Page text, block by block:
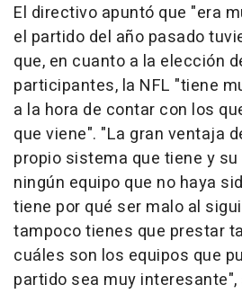
El directivo apuntó que "era
el partido del año pasado
que, en cuanto a la elección
participantes, la NFL "tiene
a la hora de contar con los
que viene". "La gran ventaja
propio sistema que tiene y
ningún equipo que no haya
tiene por qué ser malo al
tampoco tienes que prestar
cuáles son los equipos que
partido sea muy interesante",